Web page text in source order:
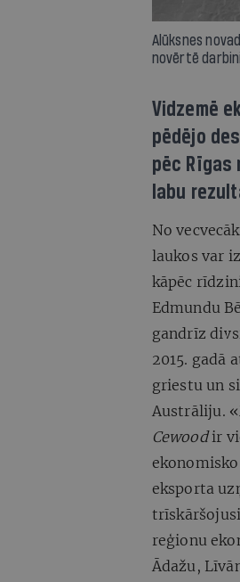
Alūksnes
novērtē
Vidzemē
pēdējo
pēc Rīgas
labu
No
laukos var
kāpēc
Edmundu
gandrīz
2015. gadā
griestu un
Austrāliju.
Cewoodir
eksporta
reģionu
Ādažu,